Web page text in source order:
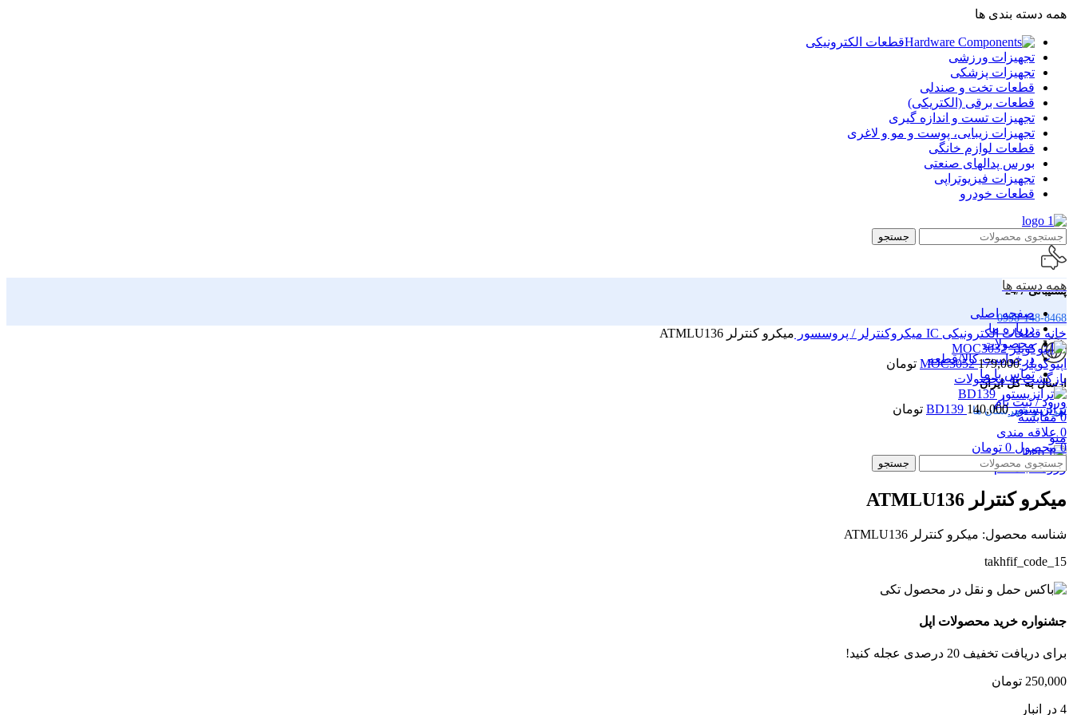
همه دسته بندی ها
قطعات الکترونیکی
تجهیزات ورزشی
تجهیزات پزشکی
قطعات تخت و صندلی
قطعات برقی (الکتریکی)
تجهیزات تست و اندازه گیری
تجهیزات زیبایی، پوست و مو و لاغری
قطعات لوازم خانگی
بورس پدالهای صنعتی
تجهیزات فیزیوتراپی
قطعات خودرو
جستجو
پشتیبانی 24/7
0998-148-8468
ارسال به کل ایران
تهران و شهرستان ها
منو
ورود / ثبت نام
همه دسته ها
صفحه اصلی
درباره ما
محصولات
درخواست کالا/قطعه
تماس با ما
ورود / ثبت نام
0 مقایسه
0 علاقه مندی
0 محصول 0 تومان
جستجو
خانه قطعات الکترونیکی IC میکروکنترلر / پروسسور میکرو کنترلر ATMLU136
اپتوکوپلر MOC3052179,000
تومان
بازگشت به محصولات
ترانزیستور BD139140,000 تومان
بزرگنمایی تصویر
میکرو کنترلر ATMLU136
شناسه محصول: میکرو کنترلر ATMLU136
takhfif_code_15
جشنواره خرید محصولات اپل
برای دریافت تخفیف 20 درصدی عجله کنید!
250,000 تومان
4 در انبار